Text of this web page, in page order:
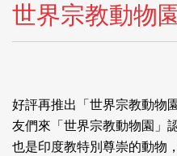
世界宗教動物
好評再推出「世界宗教動物
友們來「世界宗教動物園」
也是印度教特別尊崇的動物